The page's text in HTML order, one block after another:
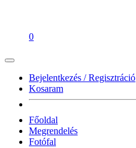
0
Bejelentkezés / Regisztráció
Kosaram
Főoldal
Megrendelés
Fotófal